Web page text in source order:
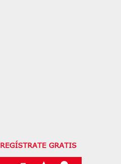
REGÍSTRATE GRATIS